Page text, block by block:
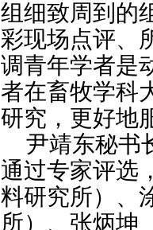
组细致周到的
彩现场点评、
调青年学者是
者在畜牧学科
研究，更好地
尹靖东秘书
通过专家评选
料研究所）、
所）、张炳坤